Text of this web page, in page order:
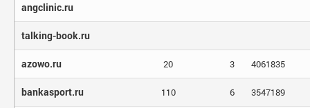
angclinic.ru
talking-book.ru
azowo.ru 20 3 4061835
bankasport.ru 110 6 3547189